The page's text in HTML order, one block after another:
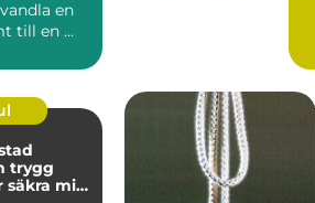
en
till en ...
säkra mil